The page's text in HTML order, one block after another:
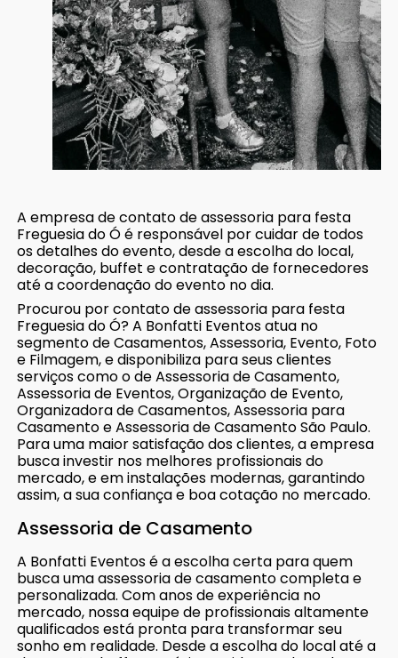
A empresa de contato de assessoria para festa
Freguesia do Ó é responsável por cuidar de todos
os detalhes do evento, desde a escolha do local,
decoração, buffet e contratação de fornecedores
até a coordenação do evento no dia.
Procurou por contato de assessoria para festa
Freguesia do Ó? A Bonfatti Eventos atua no
segmento de Casamentos, Assessoria, Evento, Foto
e Filmagem, e disponibiliza para seus clientes
serviços como o de Assessoria de Casamento,
Assessoria de Eventos, Organização de Evento,
Organizadora de Casamentos, Assessoria para
Casamento e Assessoria de Casamento São Paulo.
Para uma maior satisfação dos clientes, a empresa
busca investir nos melhores profissionais do
mercado, e em instalações modernas, garantindo
assim, a sua confiança e boa cotação no mercado.
Assessoria de Casamento
A Bonfatti Eventos é a escolha certa para quem
busca uma assessoria de casamento completa e
personalizada. Com anos de experiência no
mercado, nossa equipe de profissionais altamente
qualificados está pronta para transformar seu
sonho em realidade. Desde a escolha do local até a